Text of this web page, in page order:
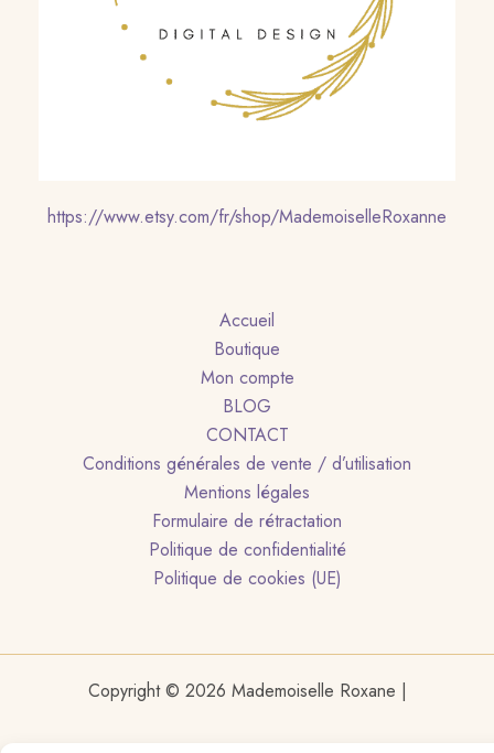
https://www.etsy.com/fr/shop/MademoiselleRoxanne
Accueil
Boutique
Mon compte
BLOG
CONTACT
Conditions générales de vente / d’utilisation
Mentions légales
Formulaire de rétractation
Politique de confidentialité
Politique de cookies (UE)
Copyright © 2026 Mademoiselle Roxane |